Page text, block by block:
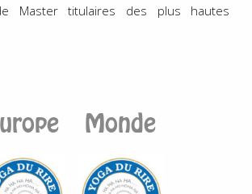
Master titulaires des plus hautes
Monde